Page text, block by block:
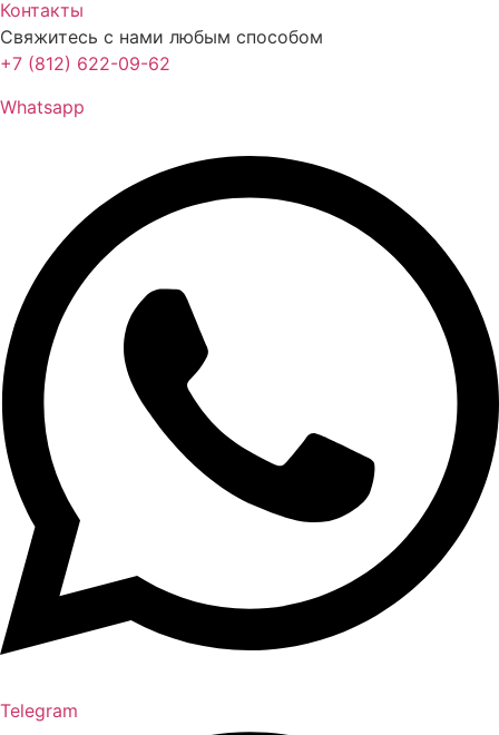
Контакты
Свяжитесь с нами любым способом
+7 (812) 622-09-62
Whatsapp
Telegram